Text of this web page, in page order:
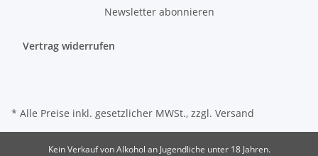
Newsletter abonnieren
Vertrag widerrufen
* Alle Preise inkl. gesetzlicher MWSt., zzgl. Versand
Kein Verkauf von Alkohol an Jugendliche unter 18 Jahren.